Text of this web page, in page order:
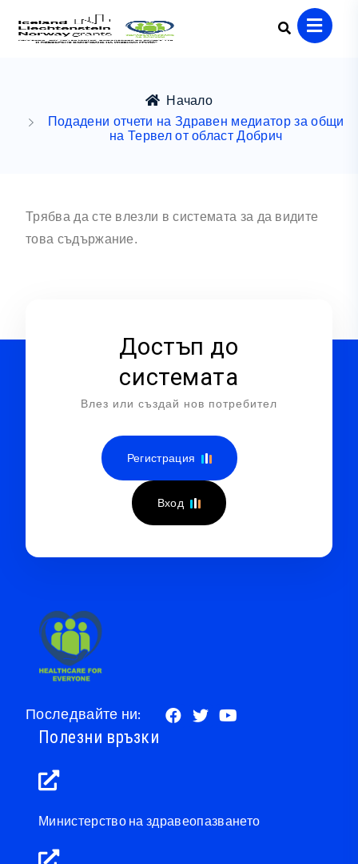
Начало
Подадени отчети на Здравен медиатор за общи
на Тервел от област Добрич
Трябва да сте влезли в системата за да видите
това съдържание.
Достъп до
системата
Влез или създай нов потребител
Регистрация
Вход
Последвайте ни:
Полезни връзки
Министерство на здравеопазването